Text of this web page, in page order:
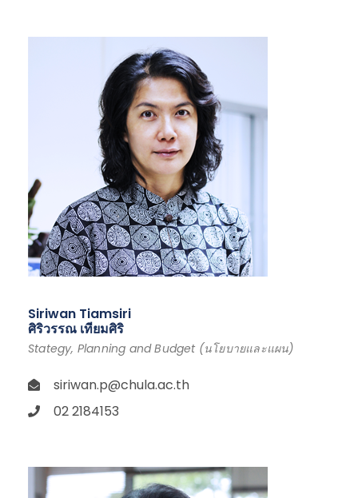
Siriwan Tiamsiri
ศิริวรรณ เทียมศิริ
Stategy, Planning and Budget (นโยบายและแผน)
siriwan.p@chula.ac.th
02 2184153